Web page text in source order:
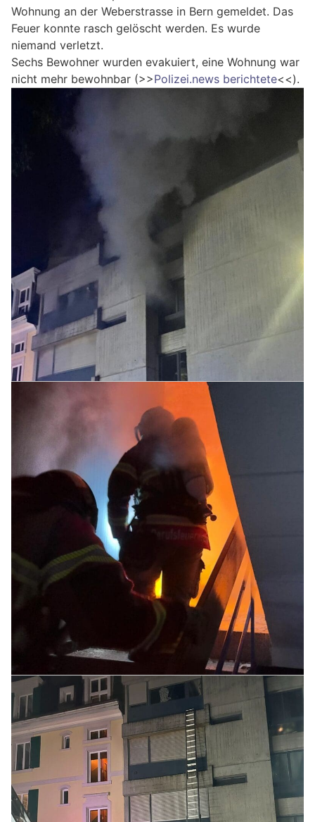
Wohnung an der Weberstrasse in Bern gemeldet. Das
Feuer konnte rasch gelöscht werden. Es wurde
niemand verletzt.
Sechs Bewohner wurden evakuiert, eine Wohnung war
nicht mehr bewohnbar (>>Polizei.news berichtete<<).